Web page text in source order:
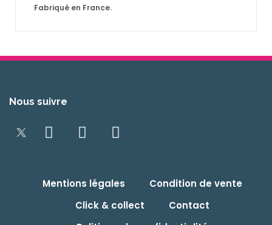
Fabriqué en France.
Nous suivre
Mentions légales
Condition de vente
Click & collect
Contact